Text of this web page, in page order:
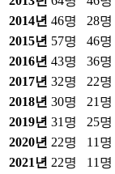
2014년 46명 28명
2015년 57명 46명
2016년 43명 36명
2017년 32명 22명
2018년 30명 21 명
2019년 31 명 25명
2020년 22명 11 명
2021 년 22명 11 명